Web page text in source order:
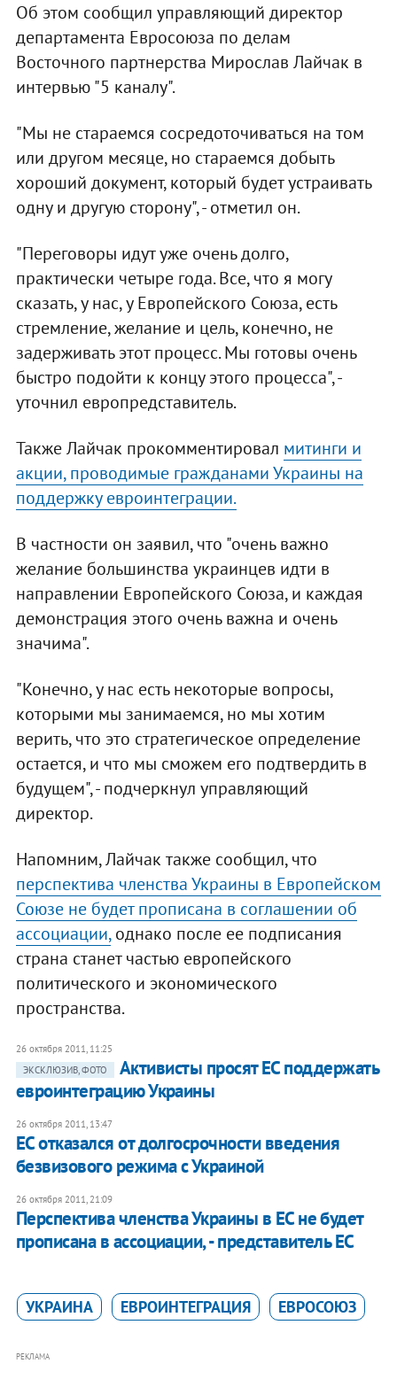
Об этом сообщил управляющий директор
департамента Евросоюза по делам
Восточного партнерства Мирослав Лайчак в
интервью "5 каналу".
"Мы не стараемся сосредоточиваться на том
или другом месяце, но стараемся добыть
хороший документ, который будет устраивать
одну и другую сторону", - отметил он.
"Переговоры идут уже очень долго,
практически четыре года. Все, что я могу
сказать, у нас, у Европейского Союза, есть
стремление, желание и цель, конечно, не
задерживать этот процесс. Мы готовы очень
быстро подойти к концу этого процесса", -
уточнил европредставитель.
Также Лайчак прокомментировал митинги и
акции, проводимые гражданами Украины на
поддержку евроинтеграции.
В частности он заявил, что "очень важно
желание большинства украинцев идти в
направлении Европейского Союза, и каждая
демонстрация этого очень важна и очень
значима".
"Конечно, у нас есть некоторые вопросы,
которыми мы занимаемся, но мы хотим
верить, что это стратегическое определение
остается, и что мы сможем его подтвердить в
будущем", - подчеркнул управляющий
директор.
Напомним, Лайчак также сообщил, что
перспектива членства Украины в Европейском
Союзе не будет прописана в соглашении об
ассоциации,однако после ее подписания
страна станет частью европейского
политического и экономического
пространства.
26 октября 2011, 11:25
ЭКСКЛЮЗИВ, ФОТО
Активисты просят ЕС поддержать
евроинтеграцию Украины
26 октября 2011, 13:47
ЕС отказался от долгосрочности введения
безвизового режима с Украиной
26 октября 2011, 21:09
Перспектива членства Украины в ЕС не будет
прописана в ассоциации, - представитель ЕС
УКРАИНА ЕВРОИНТЕГРАЦИЯ ЕВРОСОЮЗ
РЕКЛАМА